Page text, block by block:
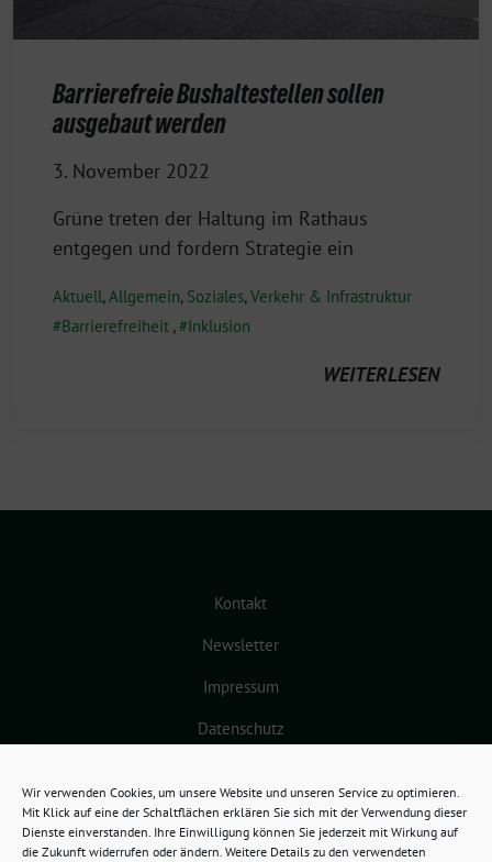
Wir verwenden Cookies, um unsere Website und unseren Service zu optimieren.
Mit Klick auf eine der Schaltflächen erklären Sie sich mit der Verwendung dieser
Dienste einverstanden. Ihre Einwilligung können Sie jederzeit mit Wirkung auf
die Zukunft widerrufen oder ändern. Weitere Details zu den verwendeten
Barrierefreie Bushaltestellen sollen
ausgebaut werden
3. November 2022
Grüne treten der Haltung im Rathaus
entgegen und fordern Strategie ein
Aktuell,Allgemein, Soziales,Verkehr & Infrastruktur
Barrierefreiheit , Inklusion
WEITERLESEN
Kontakt
Newsletter
Impressum
Datenschutz